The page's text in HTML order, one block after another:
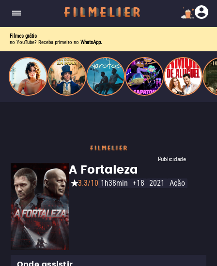
Filmes grátis
no YouTube? Receba primeiro no WhatsApp.
Publicidade
A Fortaleza
3.3/10 1h38min +18 2021 Ação
escrevia e a vida real começa a desaparecer.